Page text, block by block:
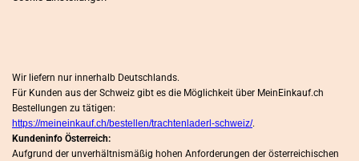
Wir liefern nur innerhalb Deutschlands.
Für Kunden aus der Schweiz gibt es die Möglichkeit über MeinEinkauf.ch
Bestellungen zu tätigen:
https://meineinkauf.ch/bestellen/trachtenladerl-schweiz/.
Kundeninfo Österreich:
Aufgrund der unverhältnismäßig hohen Anforderungen der österreichischen